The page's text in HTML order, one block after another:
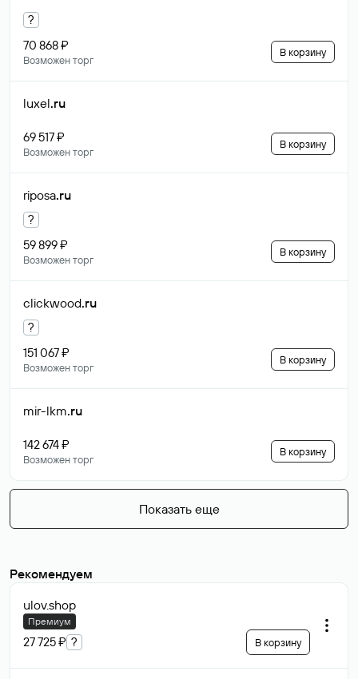
?
70 868 ₽
Возможен торг
В корзину
luxel.ru
69 517 ₽
Возможен торг
В корзину
riposa.ru
?
59 899 ₽
Возможен торг
В корзину
clickwood.ru
?
151 067 ₽
Возможен торг
В корзину
mir-lkm.ru
142 674 ₽
Возможен торг
В корзину
Показать еще
Рекомендуем
ulov.shop
Премиум
27 725 ₽ ? В корзину